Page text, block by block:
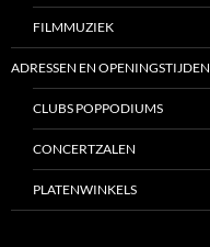
FILMMUZIEK
ADRESSEN EN OPENINGSTIJDEN
CLUBS POPPODIUMS
CONCERTZALEN
PLATENWINKELS